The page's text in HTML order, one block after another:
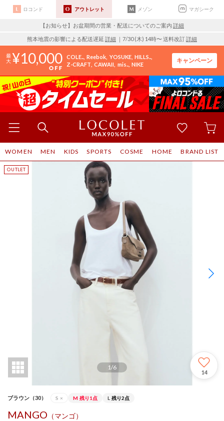
ロコンド アウトレット メゾン マガシーク
【お知らせ】お盆期間の営業・配送についてのご案内 詳細
熊本地震の影響による配送遅延 詳細 ｜7/30 (木) 14時〜 送料改訂詳細
10,000 COLE.. Reebok YOSUKE HILLS..
Z-CRAFT CAWAII mis.. NIKE
キャンペーン
WOMEN MEN KIDS SPORTS COSME HOME BRAND LIST
1/6
14
ブラウン（30） S × M 残り1点 L 残り2点
MANGO （マンゴ）